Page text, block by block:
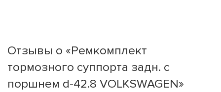
Отзывы о «Ремкомплект
тормозного суппорта задн. с
поршнем d-42.8 VOLKSWAGEN»